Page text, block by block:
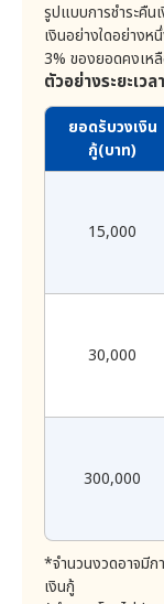
ลูกค้าจะสูญเ
รับคำบอกก
ดังต่อไปนี้เกิ
ชำระเงินทั้
(ก) ลูกค้าถู
ให้ทรัพย์สิน
มีคำสั่งให้ท
พนักงานพิ
(ข) เมื่อลูก
(ค) เมื่อลู
ให้ถูกยึดห
ถ้ามีเหตุก
บริษัทจะถื
เป็นหนังสือ
(ก) เมื่อลู
(ข) เมื่อลูก
ใดๆ ที่มีข้อ
(ค) เมื่อลูกค้
งวดหนึ่งใ
แก้ไขเหตุแ
บอกกล่าว บ
สถานที่ติ
ไฟล์เสีย
IP
เว้นแต่มีเ
นั้น อาทิ เ
เรียกร้องต
4) การดำเ
. ข้อมูลส่
อักษร จะ
. ข้อมูล
ลบภาย
ลูกค้ามีสิทธิดัง
1) สิทธิใน
ของลูกค้าจั
2) สิทธิในก
รูปแบบการชำระคืน
เงินอย่างใดอย่าง
3% ของยอดคงเห
ตัวอย่างระยะเว
ยอดรับวงเงิน
กู้(บาท)
15,000
30,000
300,000
*จำนวนงวดอาจมีก
เงินกู้